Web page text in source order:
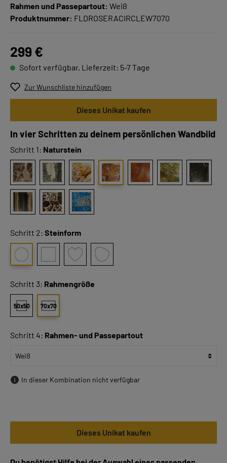
Rahmen und Passepartout: Weiß
Produktnummer: FLDROSERACIRCLEW7070
299 €
Sofort verfügbar, Lieferzeit: 5-7 Tage
Zur Wunschliste hinzufügen
Dieses Unikat kaufen
In vier Schritten zu deinem persönlichen Wandbild
Schritt 1: Naturstein
Schritt 2: Steinform
Schritt 3: Rahmengröße
50x50 70x70
Schritt 4: Rahmen- und Passepartout
In dieser Kombination nicht verfügbar
Dieses Unikat kaufen